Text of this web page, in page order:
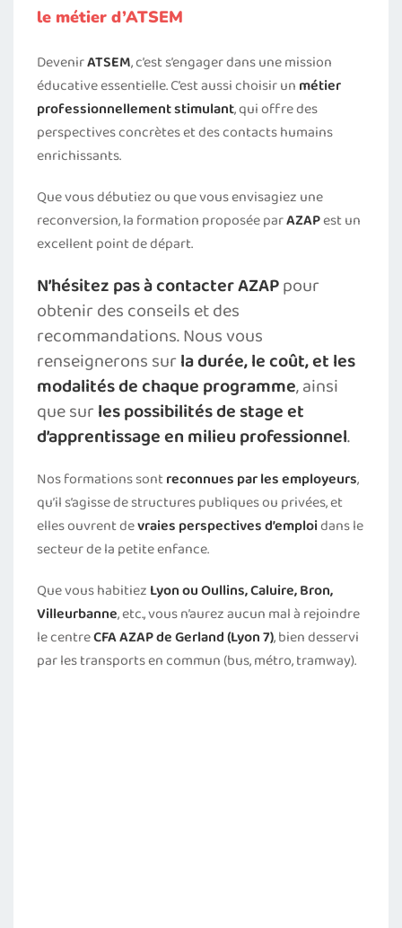
le métier d’ATSEM
DevenirATSEM, c’est s’engager dans une mission
éducative essentielle. C’est aussi choisir un métier
professionnellement stimulant, qui offre des
perspectives concrètes et des contacts humains
enrichissants.
Que vous débutiez ou que vous envisagiez une
reconversion, la formation proposée parAZAPest un
excellent point de départ.
N’hésitez pas à contacter AZAPpour
obtenir des conseils et des
recommandations. Nous vous
renseignerons surla durée, le coût, et les
modalités de chaque programme, ainsi
que surles possibilités de stage et
d’apprentissage en milieu professionnel.
Nos formations sontreconnues par les employeurs,
qu’il s’agisse de structures publiques ou privées, et
elles ouvrent devraies perspectives d’emploidans le
secteur de la petite enfance.
Que vous habitiez Lyon ou Oullins, Caluire, Bron,
Villeurbanne, etc., vous n’aurez aucun mal à rejoindre
le centreCFA AZAP de Gerland (Lyon 7), bien desservi
par les transports en commun (bus, métro, tramway).